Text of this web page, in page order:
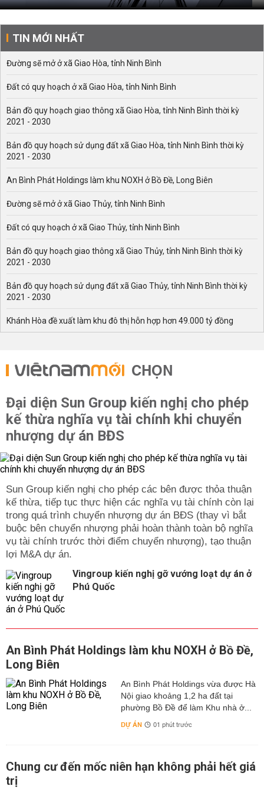
TIN MỚI NHẤT
Đường sẽ mở ở xã Giao Hòa, tỉnh Ninh Bình
Đất có quy hoạch ở xã Giao Hòa, tỉnh Ninh Bình
Bản đồ quy hoạch giao thông xã Giao Hòa, tỉnh Ninh Bình thời kỳ
2021 - 2030
Bản đồ quy hoạch sử dụng đất xã Giao Hòa, tỉnh Ninh Bình thời kỳ
2021 - 2030
An Bình Phát Holdings làm khu NOXH ở Bồ Đề, Long Biên
Đường sẽ mở ở xã Giao Thủy, tỉnh Ninh Bình
Đất có quy hoạch ở xã Giao Thủy, tỉnh Ninh Bình
Bản đồ quy hoạch giao thông xã Giao Thủy, tỉnh Ninh Bình thời kỳ
2021 - 2030
Bản đồ quy hoạch sử dụng đất xã Giao Thủy, tỉnh Ninh Bình thời kỳ
2021 - 2030
Khánh Hòa đề xuất làm khu đô thị hỗn hợp hơn 49.000 tỷ đồng
CHỌN
Đại diện Sun Group kiến nghị cho phép
kế thừa nghĩa vụ tài chính khi chuyển
nhượng dự án BĐS
Sun Group kiến nghị cho phép các bên được thỏa thuận
kế thừa, tiếp tục thực hiện các nghĩa vụ tài chính còn lại
trong quá trình chuyển nhượng dự án BĐS (thay vì bắt
buộc bên chuyển nhượng phải hoàn thành toàn bộ nghĩa
vụ tài chính trước thời điểm chuyển nhượng), tạo thuận
lợi M&A dự án.
Vingroup kiến nghị gỡ vướng loạt dự án ở
Phú Quốc
An Bình Phát Holdings làm khu NOXH ở Bồ Đề,
Long Biên
An Bình Phát Holdings vừa được Hà
Nội giao khoảng 1,2 ha đất tại
phường Bồ Đề để làm Khu nhà ở...
DỰ ÁN 01 phút trước
Chung cư đến mốc niên hạn không phải hết giá
trị